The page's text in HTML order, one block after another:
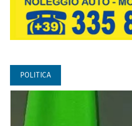
POLITICA